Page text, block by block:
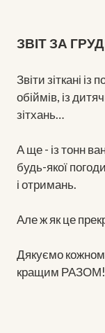
ЗВІТ ЗА
Звіти зіткані із
обіймів, із
зітхань…
А ще - із тонн
будь-якої
і отримань.
Але ж як це
Дякуємо
кращим РАЗОМ!